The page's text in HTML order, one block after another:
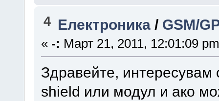
4 Електроника / GSM/
« -: Март 21, 2011, 12:01:09
Здравейте, интересувам
shield или модул и ако